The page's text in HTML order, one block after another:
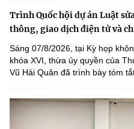
Trình Quốc hội dự án Luật
thông, giao dịch điện tử và
Sáng 07/8/2026, tại Kỳ họp
khóa XVI, thừa ủy quyền của
Vũ Hải Quân đã trình bày tóm